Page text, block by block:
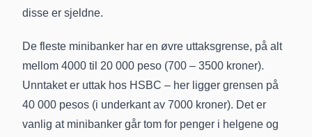
disse er sjeldne.
De fleste minibanker har en øvre uttaksgrense, på alt
mellom 4000 til 20 000 peso (700 – 3500 kroner).
Unntaket er uttak hos HSBC – her ligger grensen på
40 000 pesos (i underkant av 7000 kroner). Det er
vanlig at minibanker går tom for penger i helgene og